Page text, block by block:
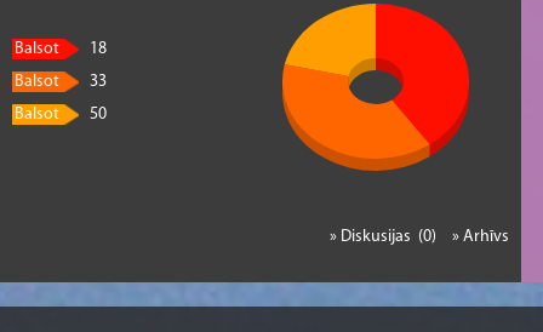
Balsot
18
Balsot
33
Balsot
50
» Arhīvs
» Diskusijas (0)